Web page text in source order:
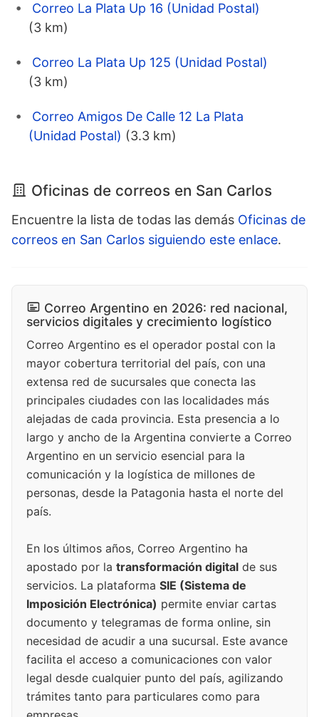
Correo La Plata Up 16 (Unidad Postal)
(3 km)
Correo La Plata Up 125 (Unidad Postal)
(3 km)
Correo Amigos De Calle 12 La Plata
(Unidad Postal) (3.3 km)
Oficinas de correos en San Carlos
Encuentre la lista de todas las demás Oficinas de
correos en San Carlos siguiendo este enlace.
Correo Argentino en 2026: red nacional,
servicios digitales y crecimiento logístico
Correo Argentino es el operador postal con la
mayor cobertura territorial del país, con una
extensa red de sucursales que conecta las
principales ciudades con las localidades más
alejadas de cada provincia. Esta presencia a lo
largo y ancho de la Argentina convierte a Correo
Argentino en un servicio esencial para la
comunicación y la logística de millones de
personas, desde la Patagonia hasta el norte del
país.
En los últimos años, Correo Argentino ha
apostado por la transformación digital de sus
servicios. La plataforma SIE (Sistema de
Imposición Electrónica) permite enviar cartas
documento y telegramas de forma online, sin
necesidad de acudir a una sucursal. Este avance
facilita el acceso a comunicaciones con valor
legal desde cualquier punto del país, agilizando
trámites tanto para particulares como para